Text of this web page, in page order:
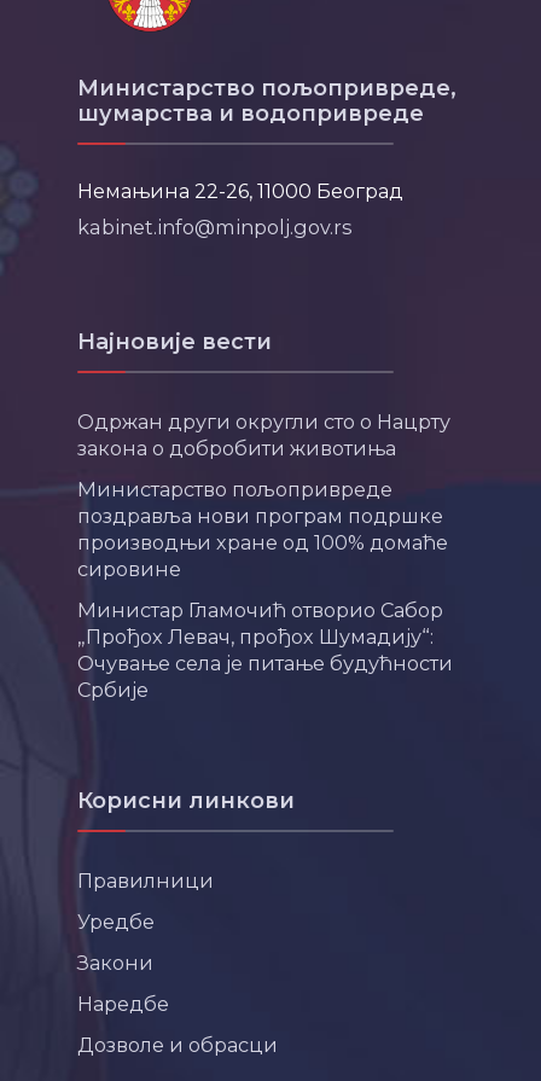
Министарство пољопривреде,
шумарства и водопривреде
Немањина 22-26, 11000 Београд
kabinet.info@minpolj.gov.rs
Најновије вести
Одржан други округли сто о Нацрту
закона о добробити животиња
Министарство пољопривреде
поздравља нови програм подршке
производњи хране од 100% домаће
сировине
Министар Гламочић отворио Сабор
„Прођох Левач, прођох Шумадију“:
Очување села је питање будућности
Србије
Корисни линкови
Правилници
Уредбе
Закони
Наредбе
Дозволе и обрасци